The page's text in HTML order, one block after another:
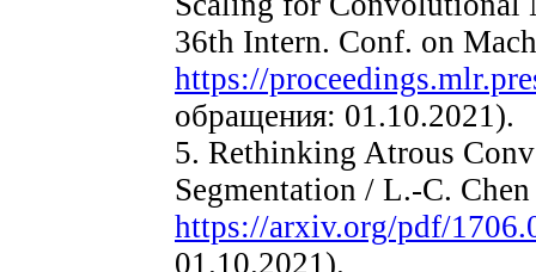
36th Intern. Conf. on
https://
обращения: 01.10.2021).
5. Rethinking Atrous
Segmentation / L.-C.
https://arxiv.org/pdf/
01.10.2021).